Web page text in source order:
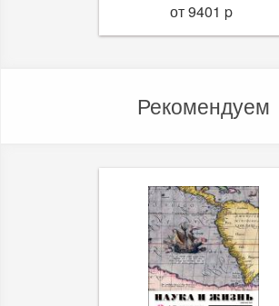
от 9401 p
Рекомендуем